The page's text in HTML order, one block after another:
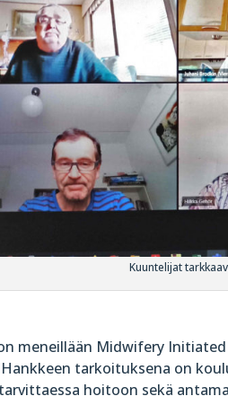
Kuuntelijat
meneillään Midwifery
Hankkeen tarkoituksena on
hoitoon sekä